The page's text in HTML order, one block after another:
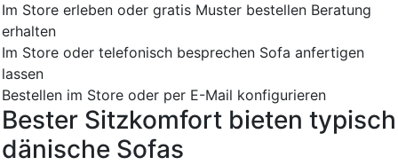
Im Store erleben oder gratis Muster bestellen Beratung
erhalten
Im Store oder telefonisch besprechen Sofa anfertigen
lassen
Bestellen im Store oder per E-Mail konfigurieren
Bester Sitzkomfort bieten typisch
dänische Sofas